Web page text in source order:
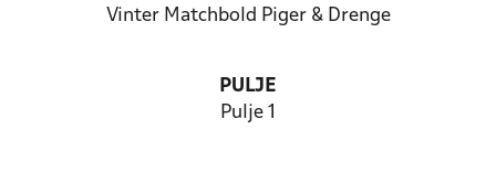
Vinter Matchbold Piger & Drenge
PULJE
Pulje 1